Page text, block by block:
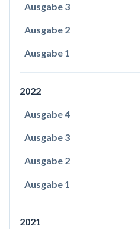
Ausgabe 3
Ausgabe 2
Ausgabe 1
2022
Ausgabe 4
Ausgabe 3
Ausgabe 2
Ausgabe 1
2021